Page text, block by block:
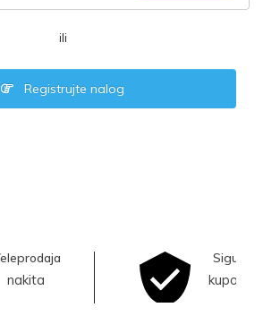
ili
Registrujte nalog
nakita
Sigurna
kupovina